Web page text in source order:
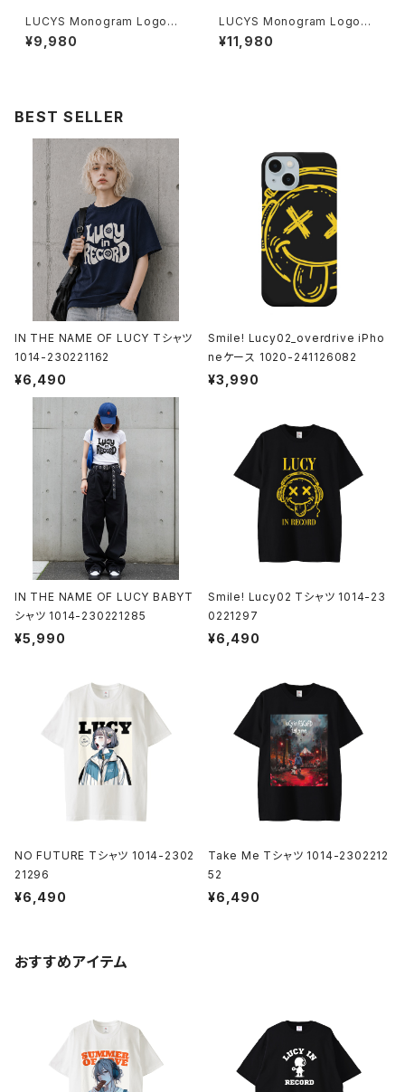
LUCYS Monogram Logoプ
ルオーバーパーカー 1014-230
221321
¥9,980
LUCYS Monogram Logoフ
ルジップパーカー 1014-23022
1323
¥11,980
BEST SELLER
IN THE NAME OF LUCY Tシャツ
1014-230221162
¥6,490
Smile! Lucy02_overdrive iPho
neケース 1020-241126082
¥3,990
IN THE NAME OF LUCY BABYT
シャツ 1014-230221285
¥5,990
Smile! Lucy02 Tシャツ 1014-23
0221297
¥6,490
NO FUTURE Tシャツ 1014-2302
21296
¥6,490
Take Me Tシャツ 1014-2302212
52
¥6,490
おすすめアイテム